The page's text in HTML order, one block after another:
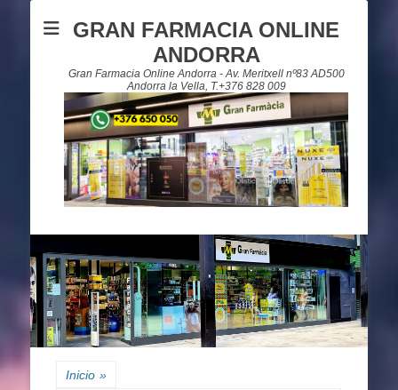
GRAN FARMACIA ONLINE
ANDORRA
Gran Farmacia Online Andorra - Av. Meritxell nº83 AD500
Andorra la Vella, T.+376 828 009
Inicio »